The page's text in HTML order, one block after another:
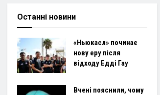
Останні новини
«Ньюкасл» починає
нову еру після
відходу Едді Гау
Вчені пояснили, чому